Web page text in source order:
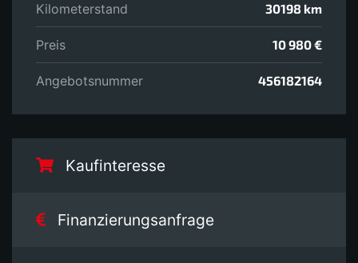
Kilometerstand 30198 km
Preis 10 980 €
Angebotsnummer 456182164
Kaufinteresse
Finanzierungsanfrage